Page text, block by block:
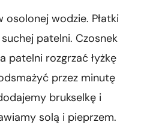
wodzie. Płatki
patelni. Czosnek
patelni rozgrzać łyżkę
przez minutę
brukselkę i
solą i pieprzem.